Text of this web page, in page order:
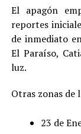
El apagón
reportes
de inmediato
El Paraíso,
luz.
Otras zonas de
23 de